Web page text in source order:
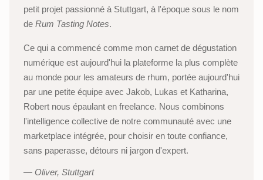
petit projet passionné à Stuttgart, à l'époque sous le nom
de Rum Tasting Notes.
Ce qui a commencé comme mon carnet de dégustation
numérique est aujourd'hui la plateforme la plus complète
au monde pour les amateurs de rhum, portée aujourd'hui
par une petite équipe avec Jakob, Lukas et Katharina,
Robert nous épaulant en freelance. Nous combinons
l'intelligence collective de notre communauté avec une
marketplace intégrée, pour choisir en toute confiance,
sans paperasse, détours ni jargon d'expert.
Oliver, Stuttgart